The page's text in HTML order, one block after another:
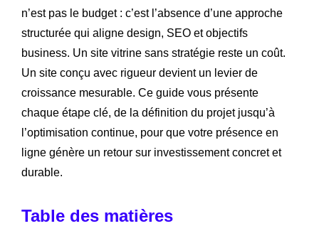
n’est pas le budget : c’est l’absence d’une approche
structurée qui aligne design, SEO et objectifs
business. Un site vitrine sans stratégie reste un coût.
Un site conçu avec rigueur devient un levier de
croissance mesurable. Ce guide vous présente
chaque étape clé, de la définition du projet jusqu’à
l’optimisation continue, pour que votre présence en
ligne génère un retour sur investissement concret et
durable.
Table des matières